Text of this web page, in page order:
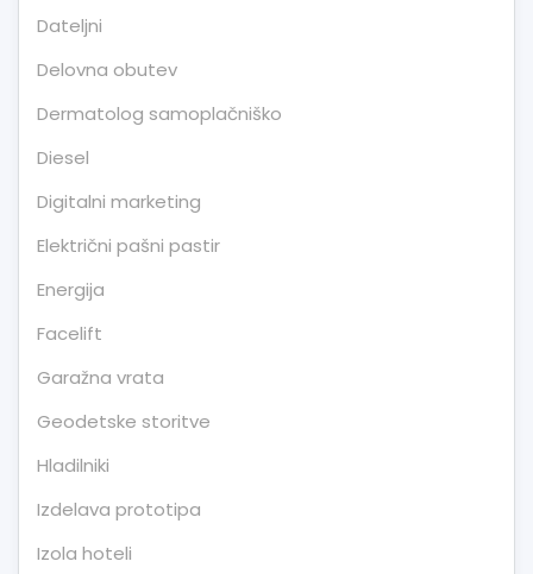
Dateljni
Delovna obutev
Dermatolog samoplačniško
Diesel
Digitalni marketing
Električni pašni pastir
Energija
Facelift
Garažna vrata
Geodetske storitve
Hladilniki
Izdelava prototipa
Izola hoteli